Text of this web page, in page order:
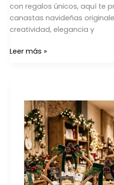
con regalos únicos, aquí te
canastas navideñas
creatividad, elegancia y
Leer más »
Canastas
Navideñas
Corporativas
México